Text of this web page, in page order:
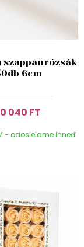
szappanrózsák
6cm
040 FT
- odosielame ihneď